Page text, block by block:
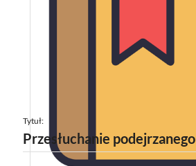
Tytuł:
Przesłuchanie podejrzanego